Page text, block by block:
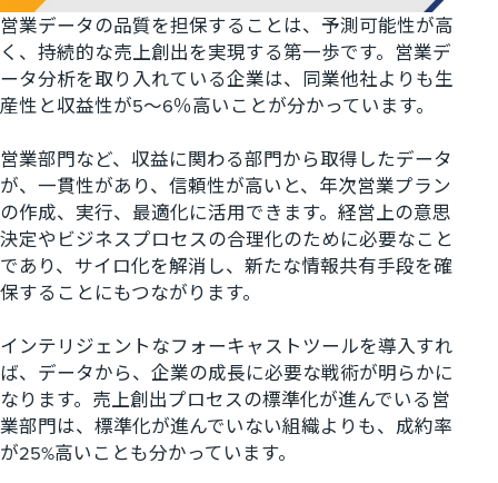
営業データの品質を担保することは、予測可能性が高
く、持続的な売上創出を実現する第一歩です。営業デ
ータ分析を取り入れている企業は、同業他社よりも生
産性と収益性が5～6％高いことが分かっています。
営業部門など、収益に関わる部門から取得したデータ
が、一貫性があり、信頼性が高いと、年次営業プラン
の作成、実行、最適化に活用できます。経営上の意思
決定やビジネスプロセスの合理化のために必要なこと
であり、サイロ化を解消し、新たな情報共有手段を確
保することにもつながります。
インテリジェントなフォーキャストツールを導入すれ
ば、データから、企業の成長に必要な戦術が明らかに
なります。売上創出プロセスの標準化が進んでいる営
業部門は、標準化が進んでいない組織よりも、成約率
が25%高いことも分かっています。